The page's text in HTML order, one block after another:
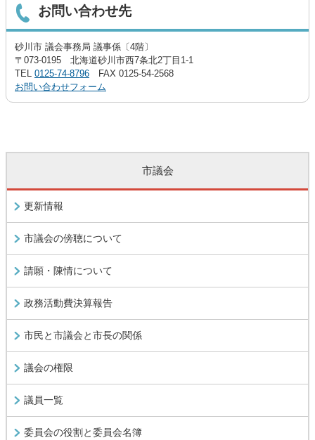
お問い合わせ先
砂川市 議会事務局 議事係〔4階〕
〒073-0195 北海道砂川市西7条北2丁目1-1
TEL 0125-74-8796 FAX 0125-54-2568
お問い合わせフォーム
市議会
更新情報
市議会の傍聴について
請願・陳情について
政務活動費決算報告
市民と市議会と市長の関係
議会の権限
議員一覧
委員会の役割と委員会名簿